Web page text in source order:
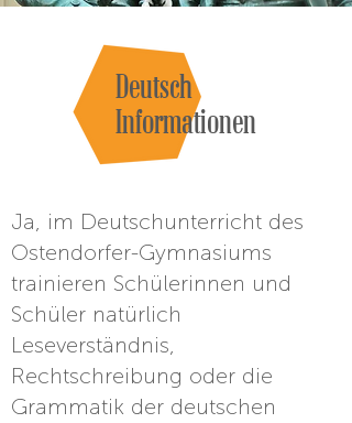
Deutsch
Informationen
Ja, im Deutschunterricht des
Ostendorfer-Gymnasiums
trainieren Schülerinnen und
Schüler natürlich
Leseverständnis,
Rechtschreibung oder die
Grammatik der deutschen